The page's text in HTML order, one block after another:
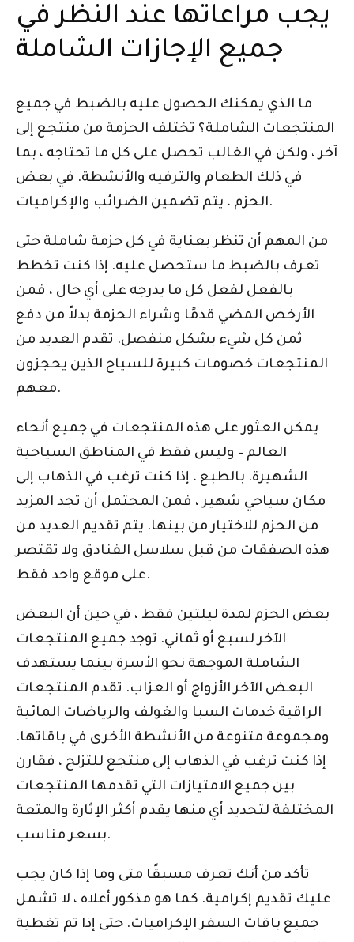
يجب مراعاتها عند النظر في
جميع الإجازات الشاملة
ما الذي يمكنك الحصول عليه بالضبط في جميع
المنتجعات الشاملة؟ تختلف الحزمة من منتجع إلى
آخر ، ولكن في الغالب تحصل على كل ما تحتاجه ، بما
في ذلك الطعام والترفيه والأنشطة. في بعض
الحزم ، يتم تضمين الضرائب والإكراميات.
من المهم أن تنظر بعناية في كل حزمة شاملة حتى
تعرف بالضبط ما ستحصل عليه. إذا كنت تخطط
بالفعل لفعل كل ما يدرجه على أي حال ، فمن
الأرخص المضي قدمًا وشراء الحزمة بدلاً من دفع
ثمن كل شيء بشكل منفصل. تقدم العديد من
المنتجعات خصومات كبيرة للسياح الذين يحجزون
معهم.
يمكن العثور على هذه المنتجعات في جميع أنحاء
العالم – وليس فقط في المناطق السياحية
الشهيرة. بالطبع ، إذا كنت ترغب في الذهاب إلى
مكان سياحي شهير ، فمن المحتمل أن تجد المزيد
من الحزم للاختيار من بينها. يتم تقديم العديد من
هذه الصفقات من قبل سلاسل الفنادق ولا تقتصر
على موقع واحد فقط.
بعض الحزم لمدة ليلتين فقط ، في حين أن البعض
الآخر لسبع أو ثماني. توجد جميع المنتجعات
الشاملة الموجهة نحو الأسرة بينما يستهدف
البعض الآخر الأزواج أو العزاب. تقدم المنتجعات
الراقية خدمات السبا والغولف والرياضات المائية
ومجموعة متنوعة من الأنشطة الأخرى في باقاتها.
إذا كنت ترغب في الذهاب إلى منتجع للتزلج ، فقارن
بين جميع الامتيازات التي تقدمها المنتجعات
المختلفة لتحديد أي منها يقدم أكثر الإثارة والمتعة
بسعر مناسب.
تأكد من أنك تعرف مسبقًا متى وما إذا كان يجب
عليك تقديم إكرامية. كما هو مذكور أعلاه ، لا تشمل
جميع باقات السفر الإكراميات. حتى إذا تم تغطية